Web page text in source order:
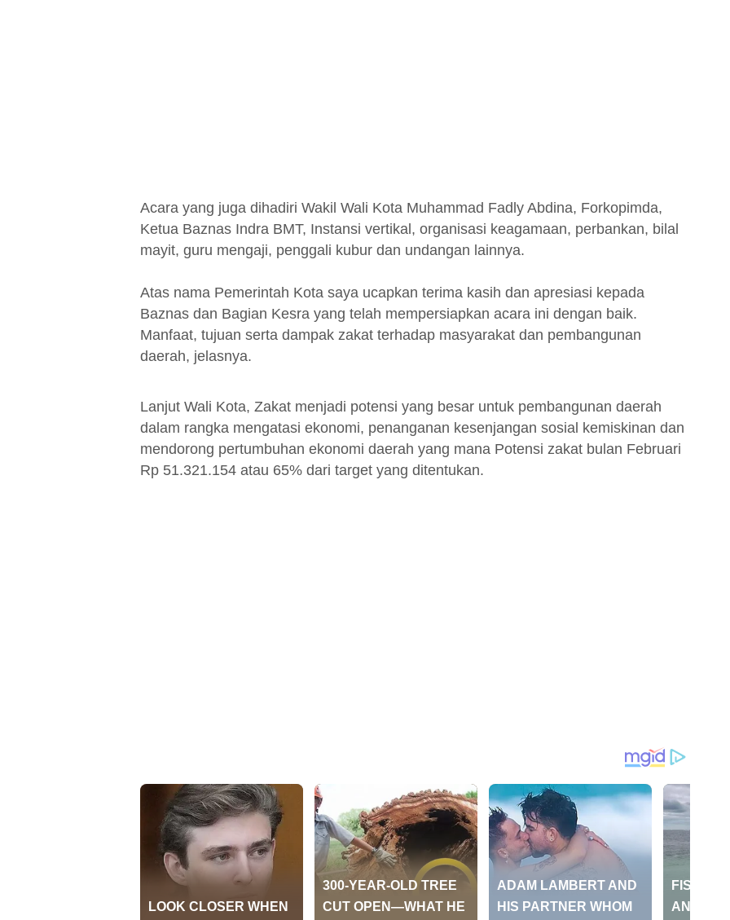
Acara yang juga dihadiri Wakil Wali Kota Muhammad Fadly Abdina, Forkopimda,
Ketua Baznas Indra BMT, Instansi vertikal, organisasi keagamaan, perbankan, bilal
mayit, guru mengaji, penggali kubur dan undangan lainnya.
Atas nama Pemerintah Kota saya ucapkan terima kasih dan apresiasi kepada
Baznas dan Bagian Kesra yang telah mempersiapkan acara ini dengan baik.
Manfaat, tujuan serta dampak zakat terhadap masyarakat dan pembangunan
daerah, jelasnya.
Lanjut Wali Kota, Zakat menjadi potensi yang besar untuk pembangunan daerah
dalam rangka mengatasi ekonomi, penanganan kesenjangan sosial kemiskinan dan
mendorong pertumbuhan ekonomi daerah yang mana Potensi zakat bulan Februari
Rp 51.321.154 atau 65% dari target yang ditentukan.